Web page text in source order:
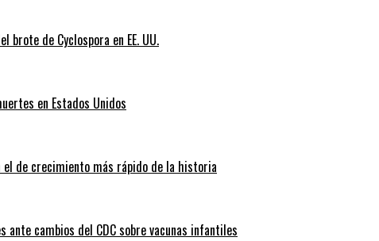
brote de Cyclospora en EE. UU.
en Estados Unidos
el de crecimiento más rápido de la historia
cambios del CDC sobre vacunas infantiles